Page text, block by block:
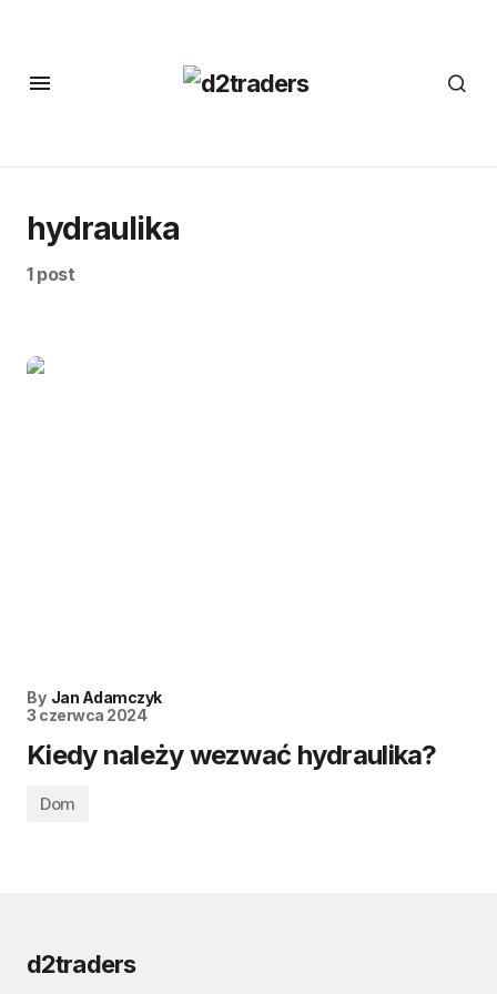
hydraulika
1 post
By Jan Adamczyk
3 czerwca 2024
Kiedy należy wezwać hydraulika?
Dom
d2traders